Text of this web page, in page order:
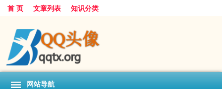
首 页 文章列表 知识分类
网站导航